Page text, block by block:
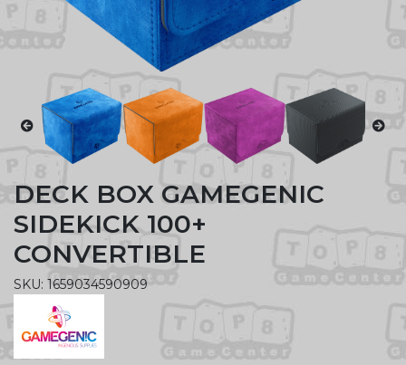
DECK BOX GAMEGENIC
SIDEKICK 100+
CONVERTIBLE
SKU: 1659034590909